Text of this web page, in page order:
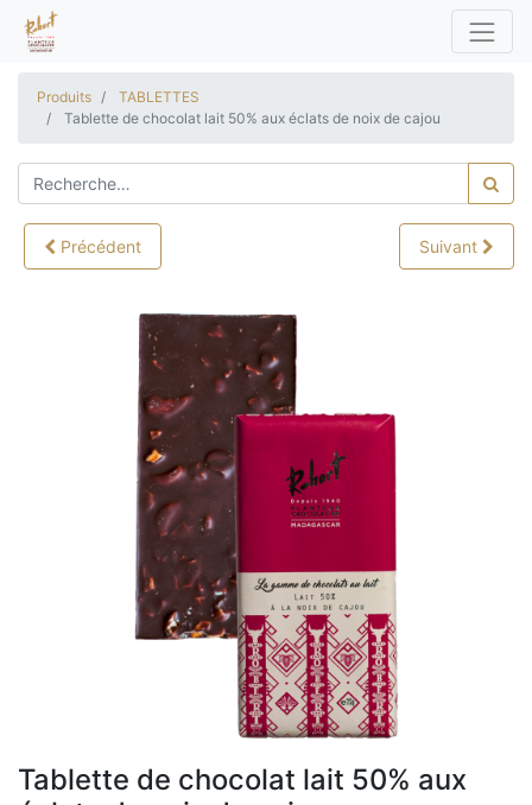
Produits
TABLETTES
Tablette de chocolat lait 50% aux éclats de noix de cajou
Précédent Suivant
Tablette de chocolat lait 50% aux